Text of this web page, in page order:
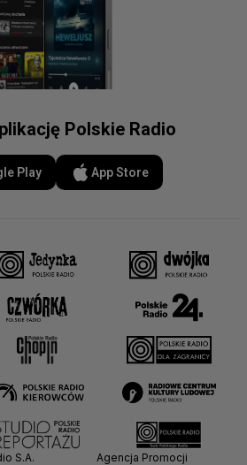
Polskie Radio
Play App Store
S.A.
Agencja Promocji